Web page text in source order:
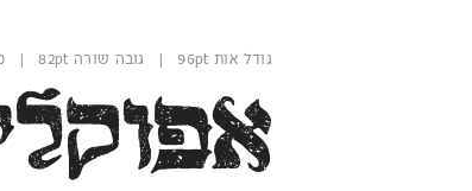
גודל אות 96pt | גובה שורה 82pt | משקל מחוספס